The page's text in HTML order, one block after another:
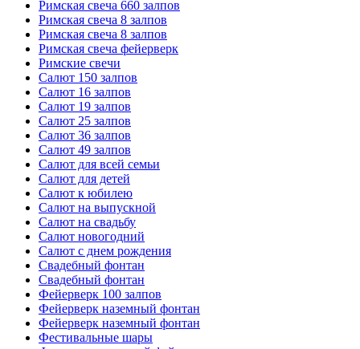
Римская свеча 660 залпов
Римская свеча 8 залпов
Римская свеча 8 залпов
Римская свеча фейерверк
Римские свечи
Салют 150 залпов
Салют 16 залпов
Салют 19 залпов
Салют 25 залпов
Салют 36 залпов
Салют 49 залпов
Салют для всей семьи
Салют для детей
Салют к юбилею
Салют на выпускной
Салют на свадьбу
Салют новогодний
Салют с днем рождения
Свадебный фонтан
Свадебный фонтан
Фейерверк 100 залпов
Фейерверк наземный фонтан
Фейерверк наземный фонтан
Фестивальные шары